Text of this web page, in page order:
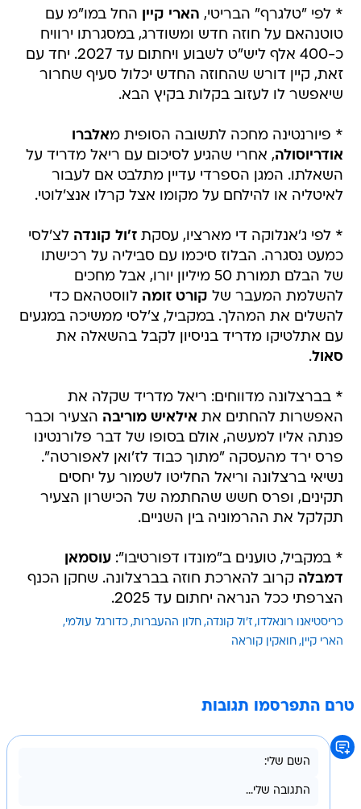
* לפי "טלגרף" הבריטי, הארי קיין החל במו"מ עם
טוטנהאם על חוזה חדש ומשודרג, במסגרתו ירוויח
כ-400 אלף ליש"ט לשבוע ויחתום עד 2027. יחד עם
זאת, קיין דורש שהחוזה החדש יכלול סעיף שחרור
שיאפשר לו לעזוב בקלות בקיץ הבא.
* פיורנטינה מחכה לתשובה הסופית מאלברו
אודריוסולה, אחרי שהגיע לסיכום עם ריאל מדריד על
השאלתו. המגן הספרדי עדיין מתלבט אם לעבור
לאיטליה או להילחם על מקומו אצל קרלו אנצ'לוטי.
* לפי ג'אנלוקה די מארציו, עסקתז'ול קונדה לצ'לסי
כמעט נסגרה. הבלוז סיכמו עם סביליה על רכישתו
של הבלם תמורת 50 מיליון יורו, אבל מחכים
להשלמת המעבר של קורט זומה לווסטהאם כדי
להשלים את המהלך. במקביל, צ'לסי ממשיכה במגעים
עם אתלטיקו מדריד בניסיון לקבל בהשאלה את
סאול.
* בברצלונה מדווחים: ריאל מדריד שקלה את
האפשרות להחתים את אילאיש מוריבה הצעיר וכבר
פנתה אליו למעשה, אולם בסופו של דבר פלורנטינו
פרס ירד מהעסקה "מתוך כבוד לז'ואן לאפורטה".
נשיאי ברצלונה וריאל החליטו לשמור על יחסים
תקינים, ופרס חשש שהחתמה של הכישרון הצעיר
תקלקל את ההרמוניה בין השניים.
* במקביל, טוענים ב"מונדו דפורטיבו":עוסמאן
דמבלה קרוב להארכת חוזה בברצלונה. שחקן הכנף
הצרפתי ככל הנראה יחתום עד 2025.
כריסטיאנו רונאלדו ז'ול קונדה חלון ההעברות כדורגל עולמי
הארי קיין חואקין קוראה
טרם התפרסמו תגובות